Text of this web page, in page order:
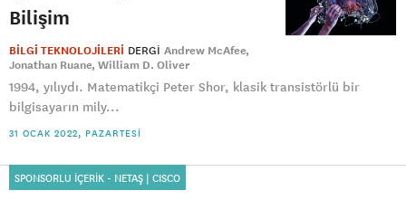
Bilişim
BİLGİ TEKNOLOJİLERİ DERGI Andrew McAfee
Jonathan Ruane William D. Oliver
1994, yılıydı. Matematikçi Peter Shor, klasik transistörlü bir
bilgisayarın mily...
31 OCAK 2022, PAZARTESI
SPONSORLU İÇERİK - NETAŞ | CISCO